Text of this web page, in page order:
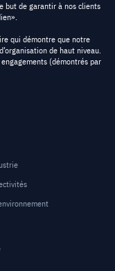
but de garantir à nos clients
qui démontre que notre
de haut niveau.
(démontrés par